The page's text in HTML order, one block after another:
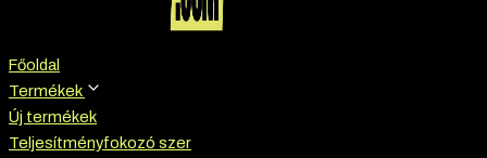
Főoldal
Termékek
Új termékek
Teljesítményfokozó szer